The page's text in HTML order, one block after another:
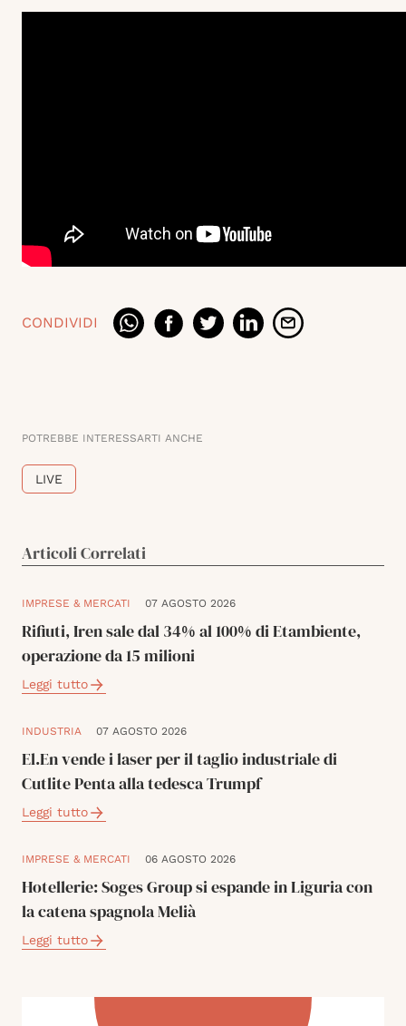
CONDIVIDI
POTREBBE INTERESSARTI ANCHE
LIVE
Articoli Correlati
IMPRESE & MERCATI 07 AGOSTO 2026
Rifiuti, Iren sale dal 34% al 100% di Etambiente,
operazione da 15 milioni
Leggi tutto
INDUSTRIA 07 AGOSTO 2026
El.En vende i laser per il taglio industriale di
Cutlite Penta alla tedesca Trumpf
Leggi tutto
IMPRESE & MERCATI 06 AGOSTO 2026
Hotellerie: Soges Group si espande in Liguria con
la catena spagnola Melià
Leggi tutto